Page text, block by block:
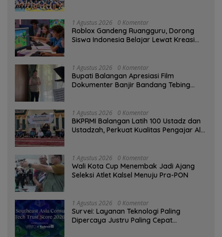
1 Agustus 2026 0 Komentar
Roblox Gandeng Ruangguru, Dorong
Siswa Indonesia Belajar Lewat Kreasi
1 Agustus 2026 0 Komentar
Bupati Balangan Apresiasi Film
Dokumenter Banjir Bandang Tebing
1 Agustus 2026 0 Komentar
BKPRMI Balangan Latih 100 Ustadz dan
Ustadzah, Perkuat Kualitas Pengajar Al-
1 Agustus 2026 0 Komentar
Wali Kota Cup Menembak Jadi Ajang
Seleksi Atlet Kalsel Menuju Pra-PON
1 Agustus 2026 0 Komentar
Survei: Layanan Teknologi Paling
Dipercaya Justru Paling Cepat